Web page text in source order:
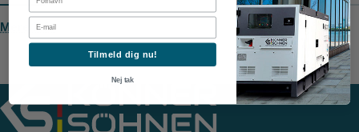
Mere info
Email
Tilmeld dig nu!
Nej tak